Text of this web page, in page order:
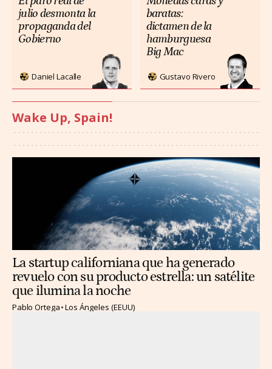
julio desmonta la
propaganda del
Gobierno
Daniel Lacalle
baratas:
dictamen de la
hamburguesa
Big Mac
Gustavo Rivero
Wake Up, Spain!
La startup californiana que ha generado
revuelo con su producto estrella: un satélite
que ilumina la noche
Pablo Ortega Los Ángeles (EEUU)